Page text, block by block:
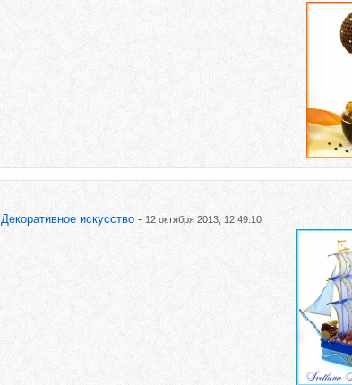
Декоративное искусство - 12 октября 2013, 12:49:10